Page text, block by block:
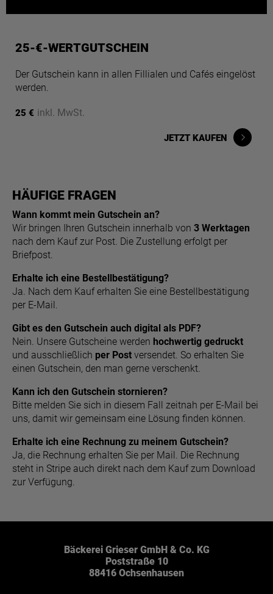
25-€-WERTGUTSCHEIN
Der Gutschein kann in allen Fillialen und Cafés eingelöst
werden.
25 € inkl. MwSt.
JETZT KAUFEN
HÄUFIGE FRAGEN
Wann kommt mein Gutschein an?
Wir bringen Ihren Gutschein innerhalb von 3 Werktagen
nach dem Kauf zur Post. Die Zustellung erfolgt per
Briefpost.
Erhalte ich eine Bestellbestätigung?
Ja. Nach dem Kauf erhalten Sie eine Bestellbestätigung
per E-Mail.
Gibt es den Gutschein auch digital als PDF?
Nein. Unsere Gutscheine werden hochwertig gedruckt
und ausschließlich per Post versendet. So erhalten Sie
einen Gutschein, den man gerne verschenkt.
Kann ich den Gutschein stornieren?
Bitte melden Sie sich in diesem Fall zeitnah per E-Mail bei
uns, damit wir gemeinsam eine Lösung finden können.
Erhalte ich eine Rechnung zu meinem Gutschein?
Ja, die Rechnung erhalten Sie per Mail. Die Rechnung
steht in Stripe auch direkt nach dem Kauf zum Download
zur Verfügung.
Bäckerei Grieser GmbH & Co. KG
Poststraße 10
88416 Ochsenhausen